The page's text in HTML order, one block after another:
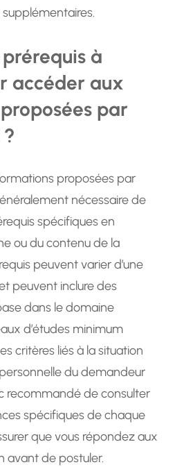
à
accéder aux
par
proposées par
nécessaire de
spécifiques en
ou du contenu de la
peuvent varier d’une
peuvent inclure des
dans le domaine
d’études minimum
critères liés à la situation
du demandeur
recommandé de consulter
spécifiques de chaque
que vous répondez aux
avant de postuler.